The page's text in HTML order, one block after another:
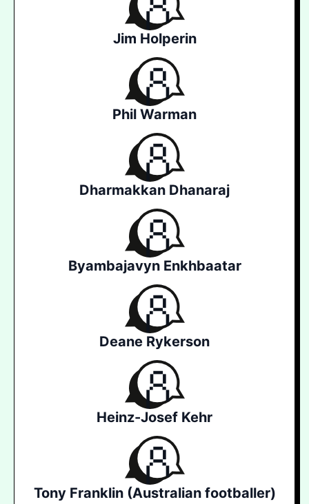
Jim Holperin
Phil Warman
Dharmakkan Dhanaraj
Byambajavyn Enkhbaatar
Deane Rykerson
Heinz-Josef Kehr
Tony Franklin (Australian footballer)